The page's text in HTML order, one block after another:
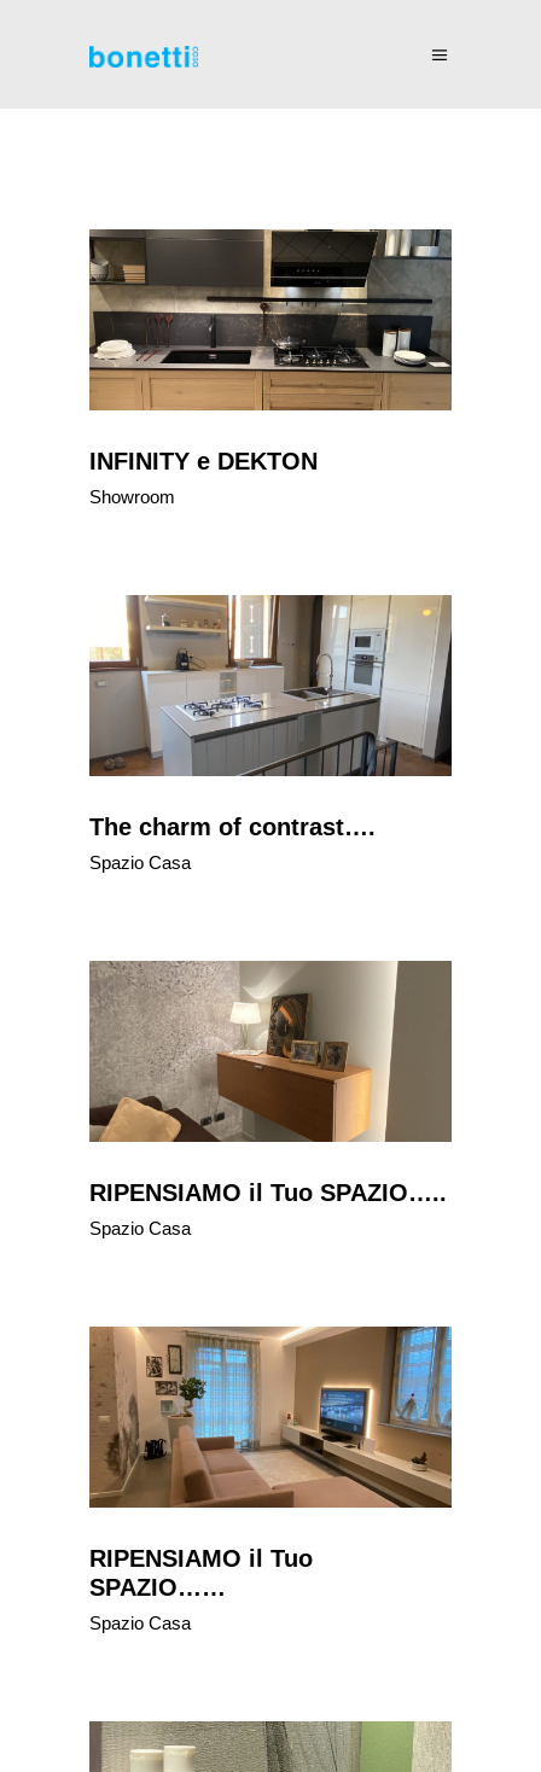
INFINITY e DEKTON
Showroom
The charm of contrast….
Spazio Casa
RIPENSIAMO il Tuo SPAZIO…..
Spazio Casa
RIPENSIAMO il Tuo
SPAZIO……
Spazio Casa